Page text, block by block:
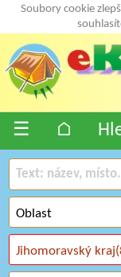
Soubory cookie
☰ ⌂